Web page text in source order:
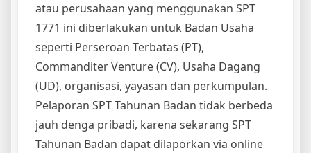
atau perusahaan yang menggunakan SPT
1771 ini diberlakukan untuk Badan Usaha
seperti Perseroan Terbatas (PT),
Commanditer Venture (CV), Usaha Dagang
(UD), organisasi, yayasan dan perkumpulan.
Pelaporan SPT Tahunan Badan tidak berbeda
jauh denga pribadi, karena sekarang SPT
Tahunan Badan dapat dilaporkan via online